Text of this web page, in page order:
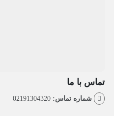
ما
تماس: 02191304320